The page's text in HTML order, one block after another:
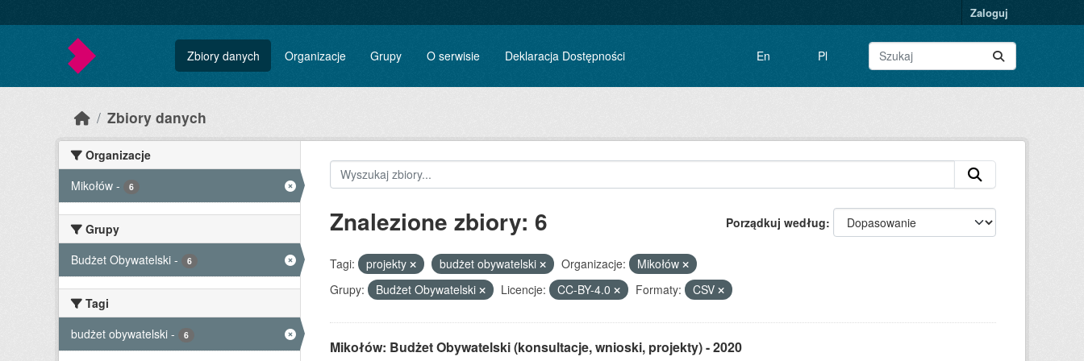
Zaloguj
Zbiory danych Organizacje Grupy O serwisie Deklaracja Dostępności En Pl
Zbiory danych
Organizacje
Mikołów - 6
Grupy
Budżet Obywatelski - 6
Tagi
budżet obywatelski - 6
Porządkuj według
Znalezione zbiory: 6
Tagi: projekty budżet obywatelski Organizacje:
Mikołów
Grupy:
Budżet Obywatelski Licencje: CC-BY-4.0 Formaty: CSV
Mikołów: Budżet Obywatelski (konsultacje, wnioski, projekty) - 2020